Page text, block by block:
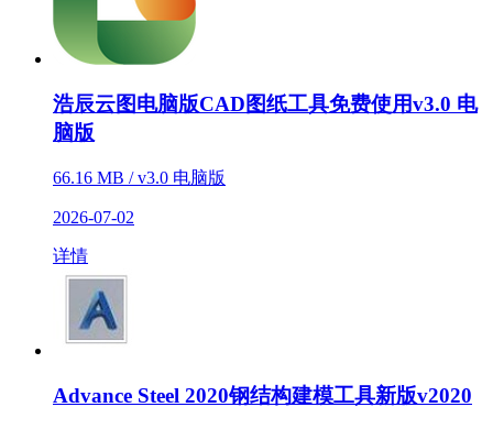
浩辰云图电脑版CAD图纸工具免费使用v3.0 电
脑版
66.16 MB / v3.0 电脑版
2026-07-02
详情
Advance Steel 2020钢结构建模工具新版v2020